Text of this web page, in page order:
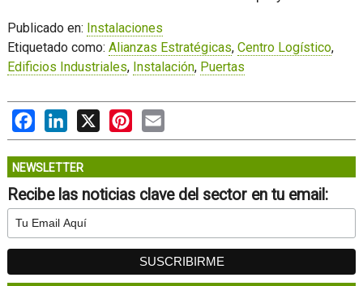
Publicado en: Instalaciones
Etiquetado como: Alianzas Estratégicas, Centro Logístico,
Edificios Industriales, Instalación, Puertas
FacebookLinkedIn
X PinterestEmail
NEWSLETTER
Recibe las noticias clave del sector en tu email: